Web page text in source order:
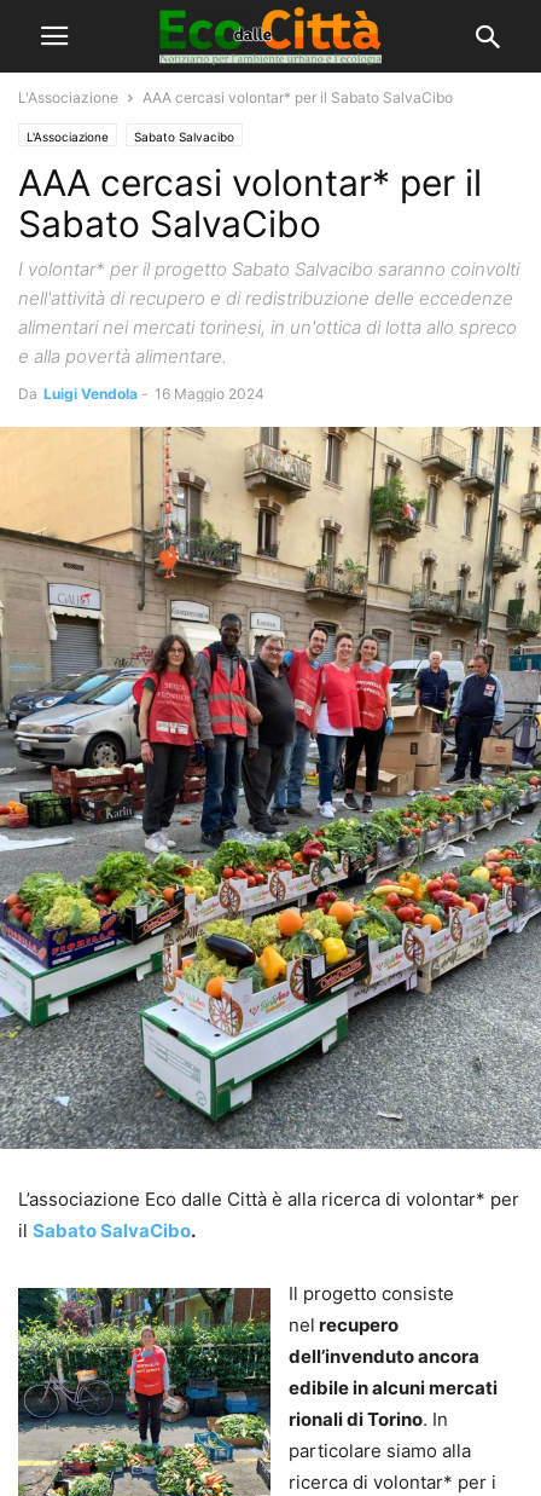
L'Associazione AAA cercasi volontar* per il Sabato SalvaCibo
L'Associazione Sabato Salvacibo
AAA cercasi volontar* per il
Sabato SalvaCibo
I volontar* per il progetto Sabato Salvacibo saranno coinvolti
nell'attività di recupero e di redistribuzione delle eccedenze
alimentari nei mercati torinesi, in un'ottica di lotta allo spreco
e alla povertà alimentare.
Da Luigi Vendola - 16 Maggio 2024
L’associazione Eco dalle Città è alla ricerca di volontar* per
il Sabato SalvaCibo.
Il progetto consiste
nel recupero
dell’invenduto ancora
edibile in alcuni mercati
rionali di Torino. In
particolare siamo alla
ricerca di volontar* per i